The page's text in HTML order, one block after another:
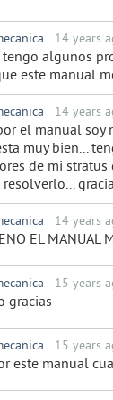
14 years
tengo algunos
este manual
14 years
el manual soy
muy bien...
de mi stratus
14 years
EL MANUAL
15 years
gracias
15 years
este manual